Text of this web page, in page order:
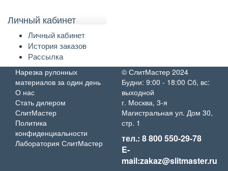
Личный кабинет
Личный кабинет
История заказов
Рассылка
Нарезка рулонных
материалов за один день
О нас
Стать дилером
СлитМастер
Политика
конфиденциальности
Лаборатория СлитМастер
© СлитМастер 2024
Будни: 9:00 - 18:00 Сб, вс:
выходной
г. Москва, 3-я
Магистральная ул. Дом 30,
стр. 1
тел.: 8 800 550-29-78
E-
mail:zakaz@slitmaster.ru